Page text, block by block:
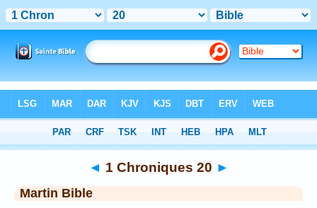
> 1 Chroniques 20
◄ 1 Chroniques 20 ►
Martin Bible